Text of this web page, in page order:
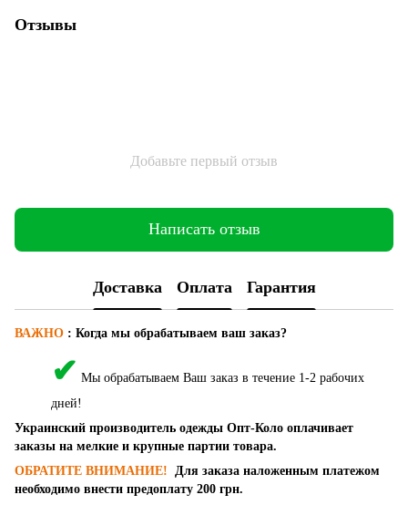
Отзывы
Добавьте первый отзыв
Написать отзыв
Доставка Оплата Гарантия
ВАЖНО : Когда мы обрабатываем ваш заказ?
✔ Мы обрабатываем Ваш заказ в течение 1-2 рабочих
дней!
Украинский производитель одежды Опт-Коло оплачивает
заказы на мелкие и крупные партии товара.
ОБРАТИТЕ ВНИМАНИЕ!
Для заказа наложенным платежом
необходимо внести предоплату 200 грн.